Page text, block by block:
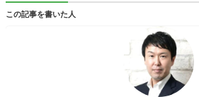
この記事を書いた人